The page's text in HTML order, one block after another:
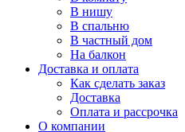
В нишу
В спальню
В частный дом
На балкон
Доставка и оплата
Как сделать заказ
Доставка
Оплата и рассрочка
О компании